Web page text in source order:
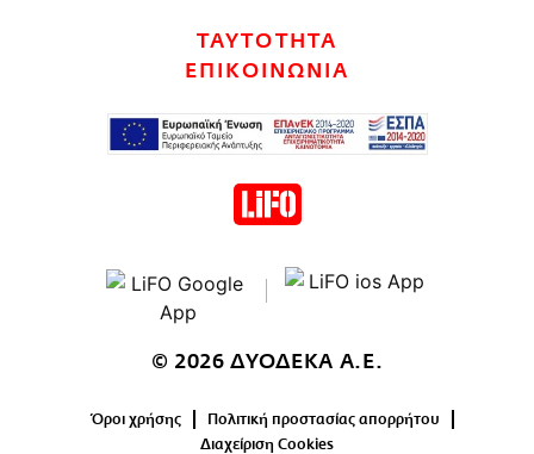
ΤΑΥΤΟΤΗΤΑ
ΕΠΙΚΟΙΝΩΝΙΑ
© 2026 ΔΥΟΔΕΚΑ Α.Ε.
Όροι χρήσης
Πολιτική προστασίας απορρήτου
Διαχείριση Cookies